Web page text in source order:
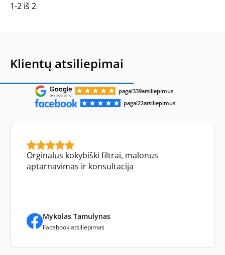
1-2 iš 2
Klientų atsiliepimai
pagal339atsiliepimus
pagal22atsiliepimus
Orginalus kokybiški filtrai, malonus
aptarnavimas ir konsultacija
Mykolas Tamulynas
Facebook atsiliepimas